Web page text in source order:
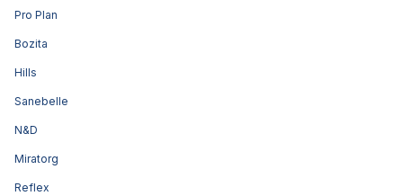
Pro Plan
Bozita
Hills
Sanebelle
N&D
Miratorg
Reflex